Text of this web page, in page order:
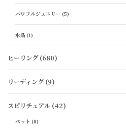
パワフルジュエリー (5)
水晶(1)
ヒーリング(680)
リーディング(9)
スピリチュアル (42)
ペット (8)